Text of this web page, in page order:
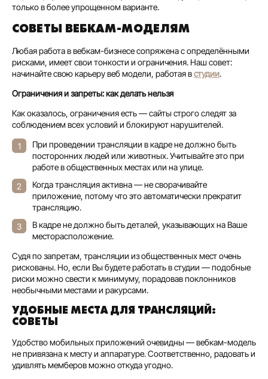
только в более упрощенном варианте.
СОВЕТЫ ВЕБКАМ-МОДЕЛЯМ
Любая работа в вебкам-бизнесе сопряжена с определёнными
рисками, имеет свои тонкости и ограничения. Наш совет:
начинайте свою карьеру веб модели, работая встудии.
Ограничения и запреты: как делать нельзя
Как оказалось, ограничения есть — сайты строго следят за
соблюдением всех условий и блокируют нарушителей.
При проведении трансляции в кадре не должно быть
посторонних людей или животных. Учитывайте это при
работе в общественных местах или на улице.
Когда трансляция активна — не сворачивайте
приложение, потому что это автоматически прекратит
трансляцию.
В кадре не должно быть деталей, указывающих на Ваше
месторасположение.
Судя по запретам, трансляции из общественных мест очень
рискованы. Но, если Вы будете работать в студии — подобные
риски можно свести к минимуму, порадовав поклонников
необычными местами и ракурсами.
УДОБНЫЕ МЕСТА ДЛЯ ТРАНСЛЯЦИЙ:
СОВЕТЫ
Удобство мобильных приложений очевидны — вебкам-модель
не привязана к месту и аппаратуре. Соответственно, радовать и
удивлять мемберов можно откуда угодно.